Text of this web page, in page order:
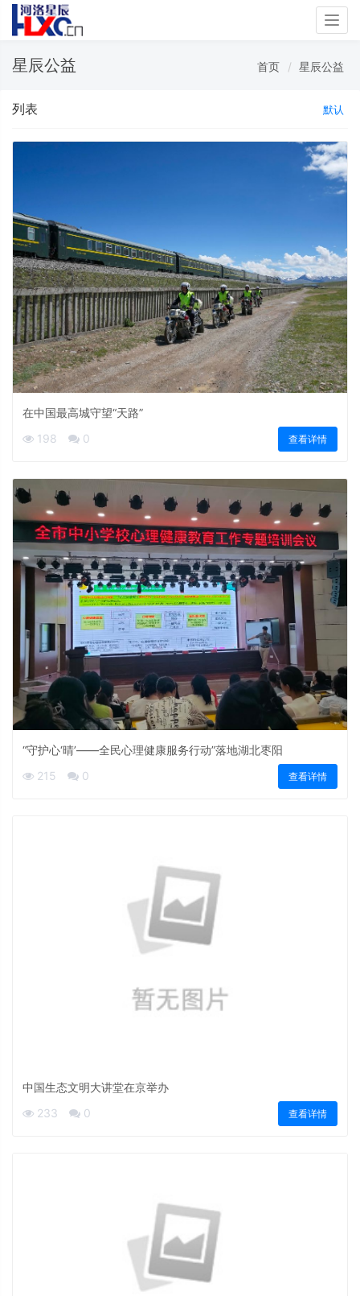
星辰公益 首页 星辰公益
列表 默认
在中国最高城守望“天路”
198
0 查看详情
“守护心‘晴’——全民心理健康服务行动”落地湖北枣阳
215
0 查看详情
中国生态文明大讲堂在京举办
233
0 查看详情